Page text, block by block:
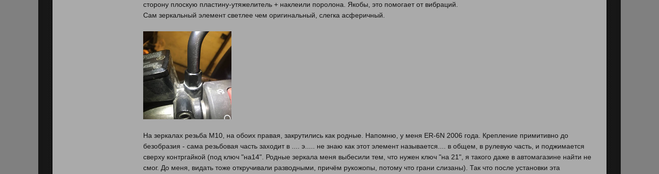
сторону плоскую пластину-утяжелитель + наклеили поролона. Якобы, это помогает от вибраций.
Сам зеркальный элемент светлее чем оригинальный, слегка асферичный.
На зеркалах резьба М10, на обоих правая, закрутились как родные. Напомню, у меня ER-6N 2006 года. Крепление примитивно до
безобразия - сама резьбовая часть заходит в .... э..... не знаю как этот элемент называется.... в общем, в рулевую часть, и поджимается
сверху контргайкой (под ключ "на14". Родные зеркала меня выбесили тем, что нужен ключ "на 21", я такого даже в автомагазине найти не
смог. До меня, видать тоже откручивали разводными, причём рукожопы, потому что грани слизаны). Так что после установки эта